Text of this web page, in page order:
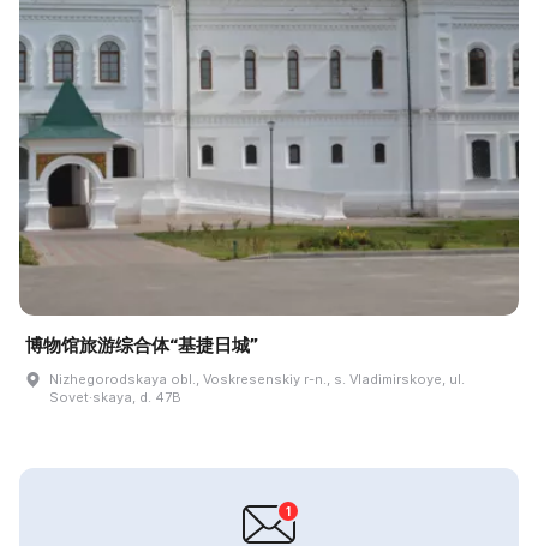
博物馆旅游综合体“基捷日城”
Nizhegorodskaya obl., Voskresenskiy r-n., s. Vladimirskoye, ul.
Sovet·skaya, d. 47B